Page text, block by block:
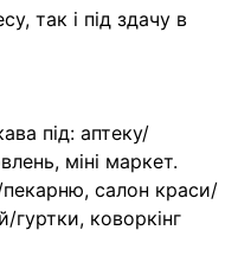
так і під здачу в
під: аптеку/
міні маркет.
салон краси/
гуртки, коворкінг